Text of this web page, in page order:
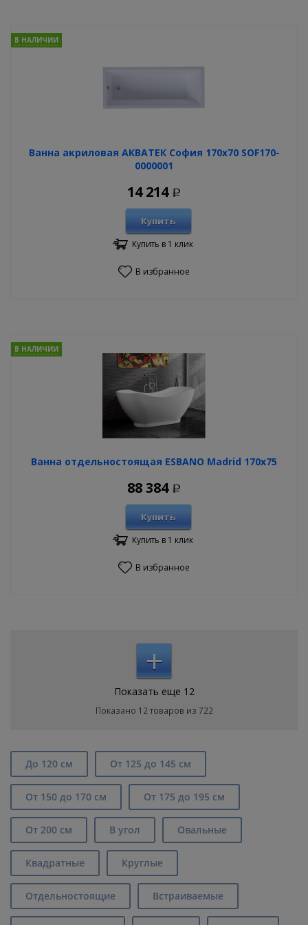
Ванна акриловая АКВАТЕК София 170х70 SOF170-
0000001
В НАЛИЧИИ
14 214 Р
Купить
Купить в 1 клик
В избранное
Ванна отдельностоящая ESBANO Madrid 170х75
В НАЛИЧИИ
88 384 Р
Купить
Купить в 1 клик
В избранное
+
Показать еще 12
Показано 12 товаров из 722
До 120 см От 125 до 145 см
От 150 до 170 см От 175 до 195 см
От 200 см В угол Овальные
Квадратные Круглые
Отдельностоящие Встраиваемые